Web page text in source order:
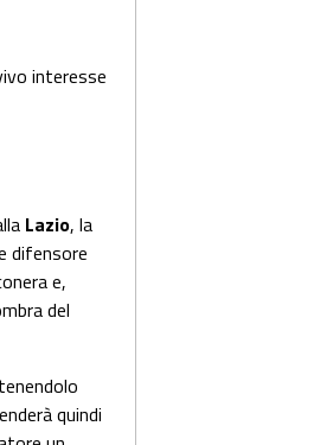
interesse
Lazio, la
difensore
e,
del
quindi